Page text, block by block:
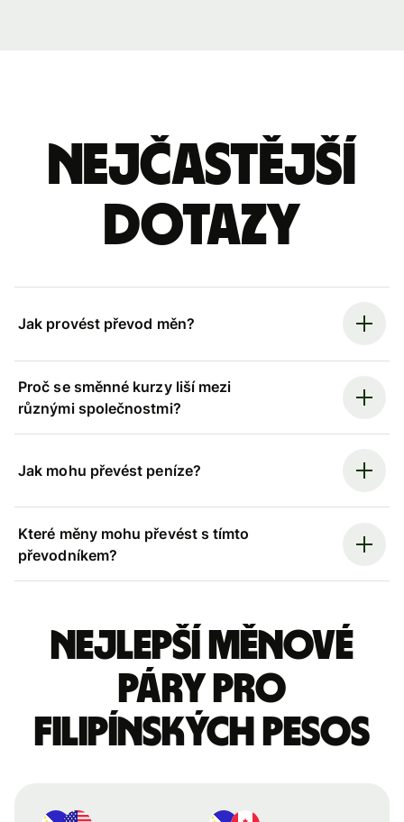
Nejčastější
dotazy
Jak provést převod měn?
Proč se směnné kurzy liší mezi
různými společnostmi?
Jak mohu převést peníze?
Které měny mohu převést s tímto
převodníkem?
Nejlepší měnové
páry pro
filipínských pesos